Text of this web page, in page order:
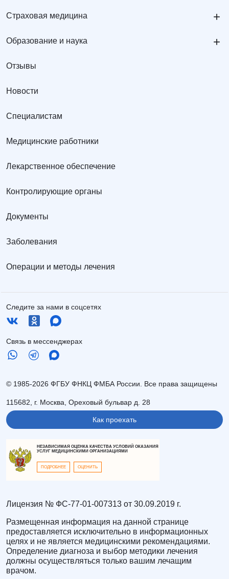
Страховая медицина +
Образование и наука +
Отзывы
Новости
Специалистам
Медицинские работники
Лекарственное обеспечение
Контролирующие органы
Документы
Заболевания
Операции и методы лечения
Следите за нами в соцсетях
Связь в мессенджерах
© 1985-2026 ФГБУ ФНКЦ ФМБА России. Все права защищены
115682, г. Москва, Ореховый бульвар д. 28
Как проехать
НЕЗАВИСИМАЯ ОЦЕНКА КАЧЕСТВА УСЛОВИЙ ОКАЗАНИЯ
УСЛУГ МЕДИЦИНСКИМИ ОРГАНИЗАЦИЯМИ
ПОДРОБНЕЕ ОЦЕНИТЬ
Лицензия № ФС-77-01-007313 от 30.09.2019 г.
Размещенная информация на данной странице
предоставляется исключительно в информационных
целях и не является медицинскими рекомендациями.
Определение диагноза и выбор методики лечения
должны осуществляться только вашим лечащим
врачом.